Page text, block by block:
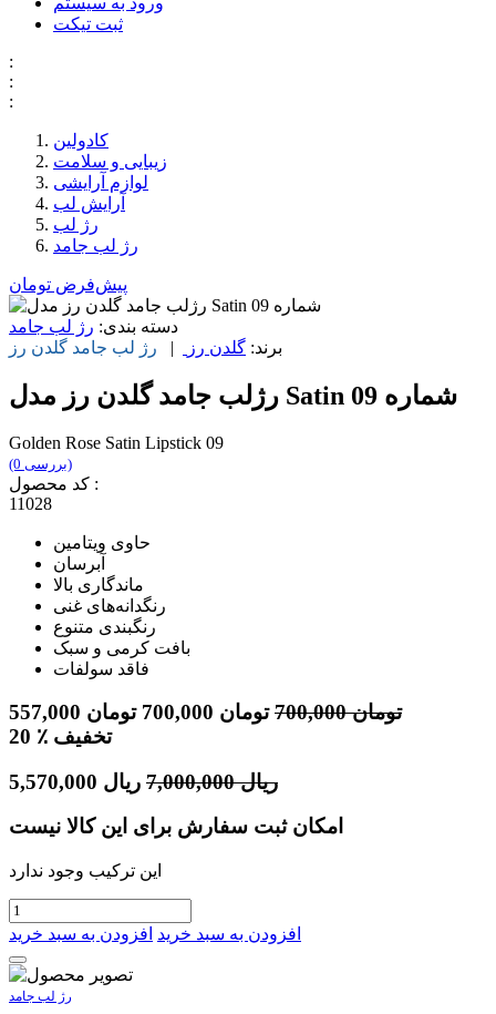
ثبت تیکت
:
:
:
کادولین
زیبایی و سلامت
لوازم آرایشی
آرایش لب
رژ لب
رژ لب جامد
پیش‌فرض تومان
دسته بندی: رژ لب جامد
برند: گلدن رز | رژ لب جامد گلدن رز
رژلب جامد گلدن رز مدل Satin شماره 09
Golden Rose Satin Lipstick 09
(0 بررسی)
کد محصول :
11028
حاوی ویتامین
آبرسان
ماندگاری بالا
رنگدانه‌های غنی
رنگبندی متنوع
بافت کرمی و سبک
فاقد سولفات
557,000 تومان 700,000 تومان 700,000 تومان
20
٪ تخفیف
5,570,000 ریال 7,000,000 ریال
امکان ثبت سفارش برای این کالا نیست
این ترکیب وجود ندارد
افزودن به سبد خرید افزودن به سبد خرید
رژ لب جامد